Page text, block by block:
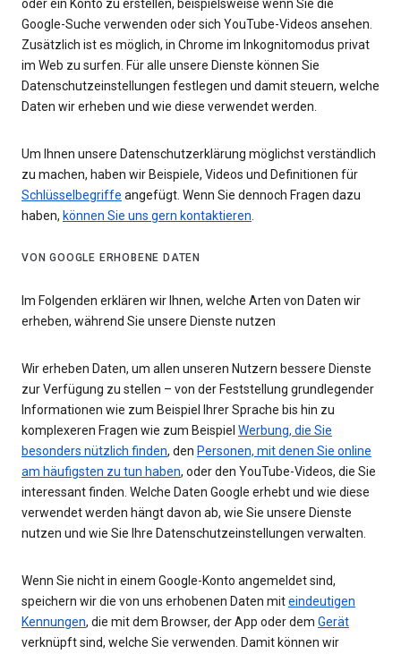
oder ein Konto zu erstellen, beispielsweise wenn Sie die
Google-Suche verwenden oder sich YouTube-Videos ansehen.
Zusätzlich ist es möglich, in Chrome im Inkognitomodus privat
im Web zu surfen. Für alle unsere Dienste können Sie
Datenschutzeinstellungen festlegen und damit steuern, welche
Daten wir erheben und wie diese verwendet werden.
Um Ihnen unsere Datenschutzerklärung möglichst verständlich
zu machen, haben wir Beispiele, Videos und Definitionen für
Schlüsselbegriffe angefügt. Wenn Sie dennoch Fragen dazu
haben, können Sie uns gern kontaktieren.
VON GOOGLE ERHOBENE DATEN
Im Folgenden erklären wir Ihnen, welche Arten von Daten wir
erheben, während Sie unsere Dienste nutzen
Wir erheben Daten, um allen unseren Nutzern bessere Dienste
zur Verfügung zu stellen – von der Feststellung grundlegender
Informationen wie zum Beispiel Ihrer Sprache bis hin zu
komplexeren Fragen wie zum Beispiel Werbung, die Sie
besonders nützlich finden, den Personen, mit denen Sie online
am häufigsten zu tun haben, oder den YouTube-Videos, die Sie
interessant finden. Welche Daten Google erhebt und wie diese
verwendet werden hängt davon ab, wie Sie unsere Dienste
nutzen und wie Sie Ihre Datenschutzeinstellungen verwalten.
Wenn Sie nicht in einem Google-Konto angemeldet sind,
speichern wir die von uns erhobenen Daten miteindeutigen
Kennungen, die mit dem Browser, der App oder dem Gerät
verknüpft sind, welche Sie verwenden. Damit können wir